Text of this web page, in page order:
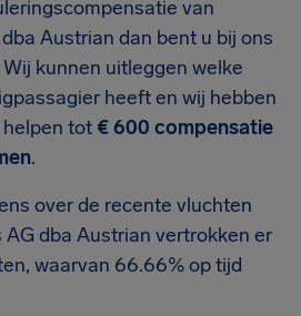
van
Austrian dan bent u bij ons
kunnen uitleggen welke
heeft en wij hebben
tot € 600 compensatie
.
over de recente vluchten
dba Austrian vertrokken er
waarvan 66.66% op tijd